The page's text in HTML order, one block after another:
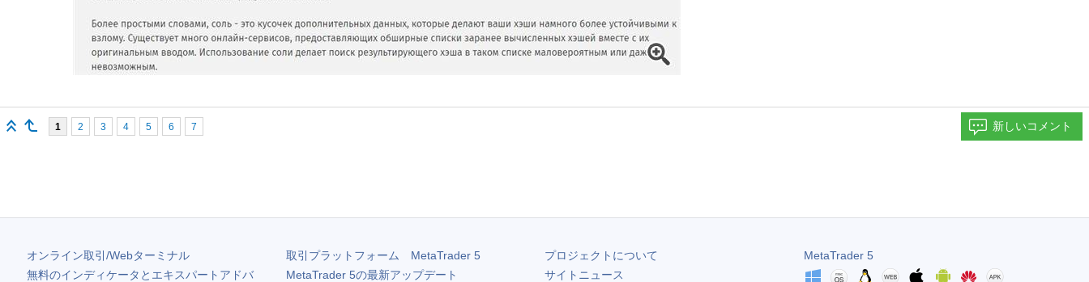
1 2 3 4 5 6 7 新しいコメント
オンライン取引/Webターミナル
無料のインディケータとエキスパートアドバ
取引プラットフォーム MetaTrader 5
MetaTrader 5の最新アップデート
プロジェクトについて
サイトニュース
MetaTrader 5